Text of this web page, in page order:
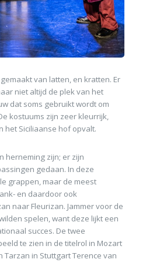
van latten, en kratten. Er
niet altijd de plek van het
dat soms gebruikt wordt om
kostuums zijn zeer kleurrijk,
het Siciliaanse hof opvalt.
herneming zijn; er zijn
gedaan. In deze
grappen, maar de meest
en daardoor ook
naar Fleurizan. Jammer voor de
spelen, want deze lijkt een
succes. De twee
te zien in de titelrol in Mozart
Tarzan in Stuttgart Terence van